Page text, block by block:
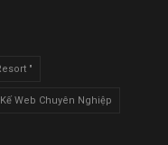
"
Web Chuyên Nghiệp